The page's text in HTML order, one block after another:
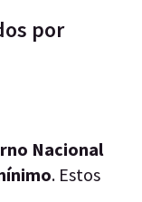
por
Nacional
. Estos